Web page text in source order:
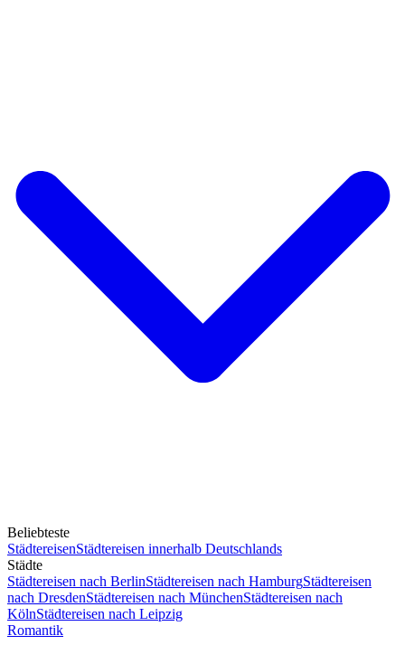
Beliebteste
StädtereisenStädtereisen innerhalb Deutschlands
Städte
Städtereisen nach BerlinStädtereisen nach HamburgStädtereisen
nach DresdenStädtereisen nach MünchenStädtereisen nach
KölnStädtereisen nach Leipzig
Romantik